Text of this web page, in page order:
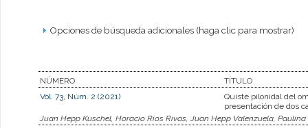
Opciones de búsqueda adicionales (haga clic para mostrar)
NÚMERO
TÍTULO
Vol. 73, Núm. 2 (2021)
Quiste pilonidal del
presentación de dos
Juan Hepp Kuschel, Horacio Rios Rivas, Juan Hepp Valenzuela,